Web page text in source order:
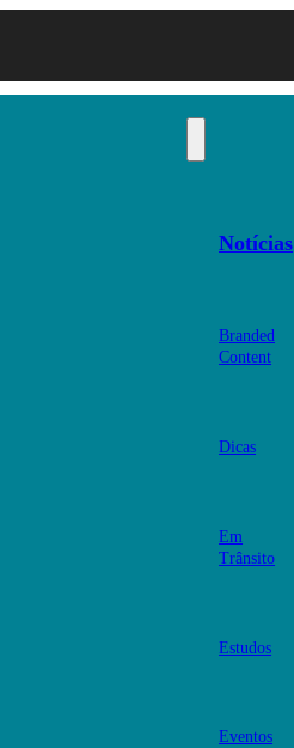
Notícias
Branded
Content
Dicas
Em
Trânsito
Estudos
Eventos